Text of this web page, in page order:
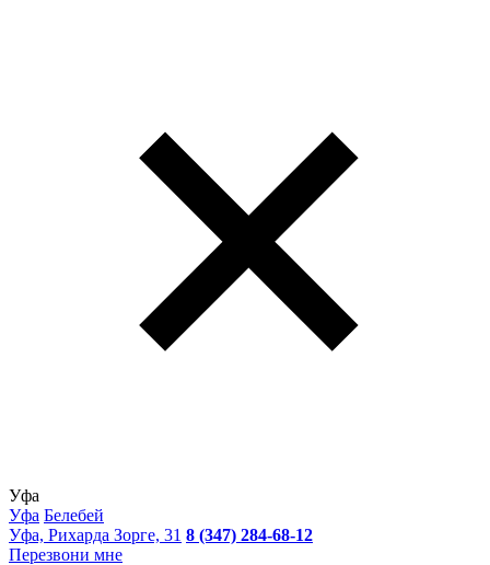
Уфа
Уфа Белебей
Уфа, Рихарда Зорге, 31 8 (347) 284-68-12
Перезвони мне